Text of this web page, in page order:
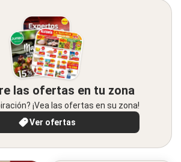
las ofertas en tu zona
¡Vea las ofertas en su zona!
Ver ofertas